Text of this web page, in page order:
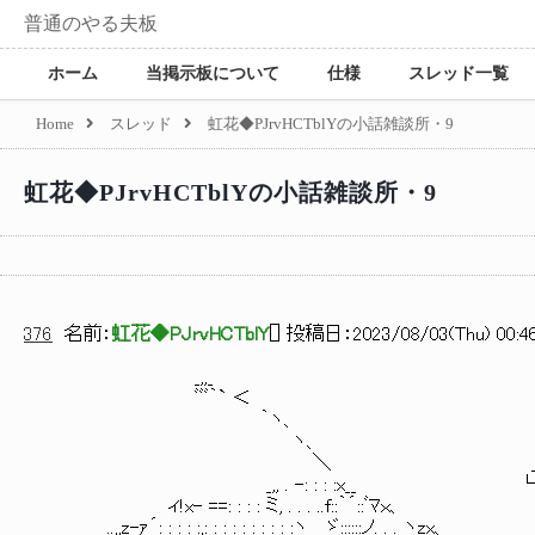
普通のやる夫板
ホーム 当掲示板について 仕様 スレッド一覧
Home スレッド 虹花◆PJrvHCTblYの小話雑談所・9
虹花◆PJrvHCTblYの小話雑談所・9
376 名前： 虹花◆PJrvHCTblY[ ] 投稿日： 2023/08/03(Thu)
ﾞﾞﾞ｀` ＜
｀ヽ、
ヽ、
＼ _,n＿ ⊆⊇
_,, . -: : : :x__ └l ｎ |
ィ!x- ==: : : : ミ, . . . ..f::｀´::ﾞﾏｘ、
_ ..,,z-ｧ´: : : : :,: : : : : : : : : :ヽ ゞ::::::ノ. . . ヽzx、